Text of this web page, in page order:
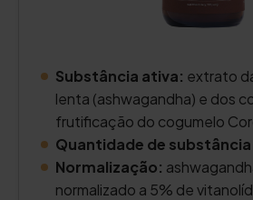
Substância ativa: extrato
lenta (ashwagandha) e dos
frutificação do cogumelo
Quantidade de
Normalização:
normalizado a 5% de